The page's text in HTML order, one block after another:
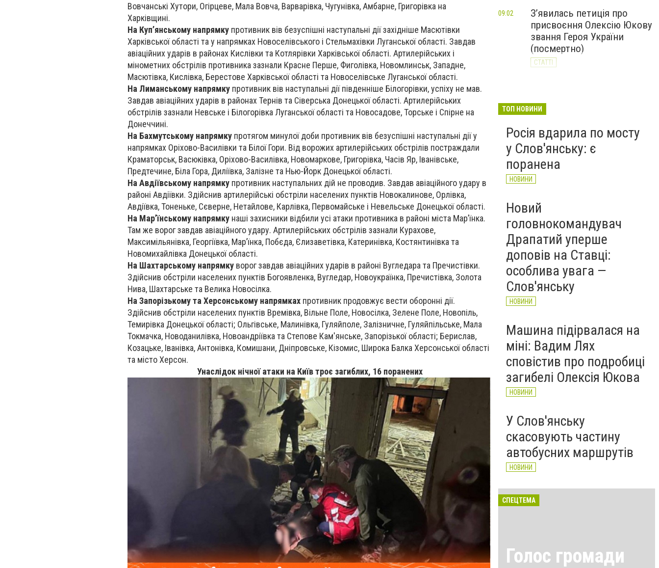
Вовчанські Хутори, Огірцеве, Мала Вовча, Варварівка, Чугунівка, Амбарне, Григорівка на
Харківщині.
На Куп’янському напрямку противник вів безуспішні наступальні дії західніше Масютівки
Харківської області та у напрямках Новоселівського і Стельмахівки Луганської області. Завдав
авіаційних ударів в районах Кислівки та Котлярівки Харківської області. Артилерійських і
мінометних обстрілів противника зазнали Красне Перше, Фиголівка, Новомлинськ, Западне,
Масютівка, Кислівка, Берестове Харківської області та Новоселівське Луганської області.
На Лиманському напрямку противник вів наступальні дії південніше Білогорівки, успіху не мав.
Завдав авіаційних ударів в районах Тернів та Сіверська Донецької області. Артилерійських
обстрілів зазнали Невське і Білогорівка Луганської області та Новосадове, Торське і Спірне на
Донеччині.
На Бахмутському напрямку протягом минулої доби противник вів безуспішні наступальні дії у
напрямках Оріхово-Василівки та Білої Гори. Від ворожих артилерійських обстрілів постраждали
Краматорськ, Васюківка, Оріхово-Василівка, Новомаркове, Григорівка, Часів Яр, Іванівське,
Предтечине, Біла Гора, Диліївка, Залізне та Нью-Йорк Донецької області.
На Авдіївському напрямку противник наступальних дій не проводив. Завдав авіаційного удару в
районі Авдіївки. Здійснив артилерійські обстріли населених пунктів Новокалинове, Орлівка,
Авдіївка, Тоненьке, Сєверне, Нетайлове, Карлівка, Первомайське і Невельське Донецької області.
На Мар’їнському напрямку наші захисники відбили усі атаки противника в районі міста Мар’їнка.
Там же ворог завдав авіаційного удару. Артилерійських обстрілів зазнали Курахове,
Максимільянівка, Георгіївка, Мар’їнка, Побєда, Єлизаветівка, Катеринівка, Костянтинівка та
Новомихайлівка Донецької області.
На Шахтарському напрямку ворог завдав авіаційних ударів в районі Вугледара та Пречистівки.
Здійснив обстріли населених пунктів Богоявленка, Вугледар, Новоукраїнка, Пречистівка, Золота
Нива, Шахтарське та Велика Новосілка.
На Запорізькому та Херсонському напрямках противник продовжує вести оборонні дії.
Здійснив обстріли населених пунктів Времівка, Вільне Поле, Новосілка, Зелене Поле, Новопіль,
Темирівка Донецької області; Ольгівське, Малинівка, Гуляйполе, Залізничне, Гуляйпільське, Мала
Токмачка, Новоданилівка, Новоандріївка та Степове Кам'янське, Запорізької області; Берислав,
Козацьке, Іванівка, Антонівка, Комишани, Дніпровське, Кізомис, Широка Балка Херсонської області
та місто Херсон.
Унаслідок нічної атаки на Київ троє загиблих, 16 поранених
З’явилась петиція про
присвоєння Олексію Юкову
звання Героя України
(посмертно)
СТАТТІ
09:02
річний чоловік у реанімації
ТОП НОВИНИ
Росія вдарила по мосту
у Слов'янську: є
поранена
НОВИНИ
Новий
головнокомандувач
Драпатий уперше
доповів на Ставці:
особлива увага —
Слов'янську
НОВИНИ
Машина підірвалася на
міні: Вадим Лях
сповістив про подробиці
загибелі Олексія Юкова
НОВИНИ
У Слов'янську
скасовують частину
автобусних маршрутів
НОВИНИ
СПЕЦТЕМА
Голос громади